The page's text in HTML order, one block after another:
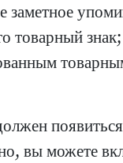
заметное
товарный
вы можете